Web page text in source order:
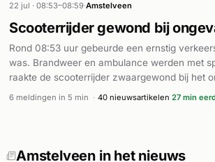
22 jul · 08:53–08:59·Amstelveen
Scooterrijder gewond bij
Rond 08:53 uur gebeurde een ernstig
was. Brandweer en ambulance werden met
raakte de scooterrijder zwaargewond bij het
ingezet voor medische hulp ter plaatse. De
6 meldingen in 5 min · 40 nieuwsartikelen 27 min
Amstelveen in het nieuws